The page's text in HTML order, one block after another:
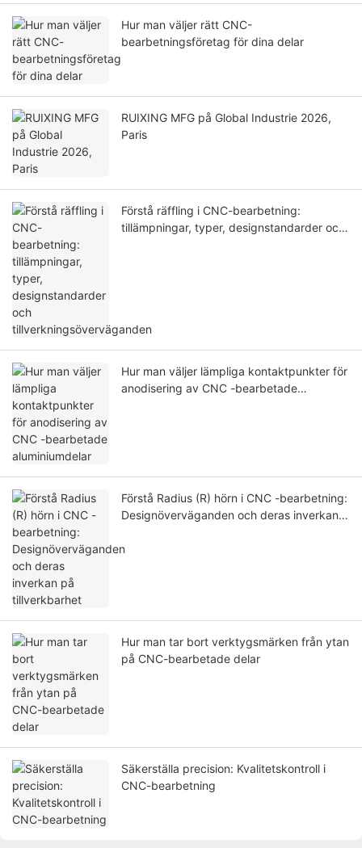
Hur man väljer rätt CNC-
bearbetningsföretag för dina delar
RUIXING MFG på Global Industrie 2026,
Paris
Förstå räffling i CNC-bearbetning:
tillämpningar, typer, designstandarder och
Hur man väljer lämpliga kontaktpunkter för
anodisering av CNC -bearbetade
Förstå Radius (R) hörn i CNC -bearbetning:
Designöverväganden och deras inverkan
Hur man tar bort verktygsmärken från ytan
på CNC-bearbetade delar
Säkerställa precision: Kvalitetskontroll i
CNC-bearbetning